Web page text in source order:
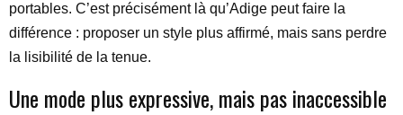
portables. C’est précisément là qu’Adige peut faire la
différence : proposer un style plus affirmé, mais sans perdre
la lisibilité de la tenue.
Une mode plus expressive, mais pas inaccessible